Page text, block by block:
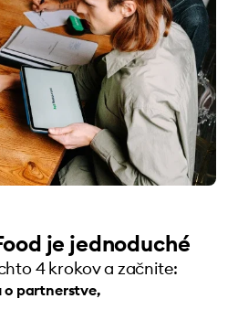
je jednoduché
4 krokov a začnite:
o partnerstve,